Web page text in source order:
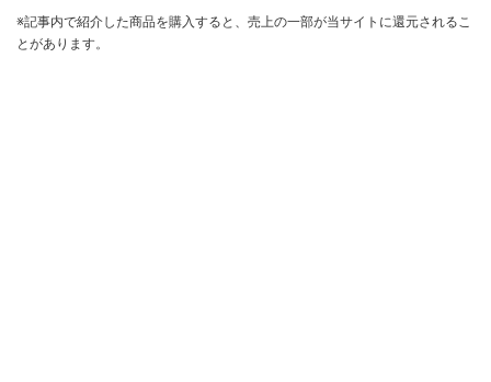
※記事内で紹介した商品を購入すると、売上の一部が当サイトに還元されるこ
とがあります。